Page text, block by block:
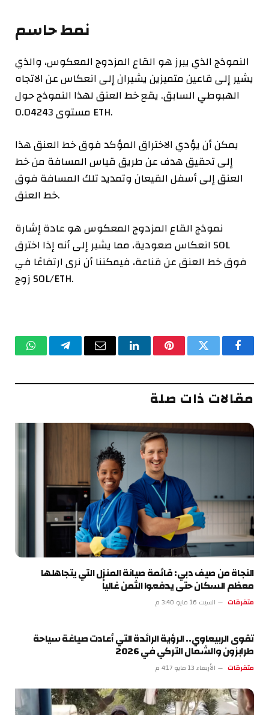
نمط حاسم
النموذج الذي يبرز هو القاع المزدوج المعكوس، والذي
يشير إلى قاعين متميزين يشيران إلى انعكاس عن الاتجاه
الهبوطي السابق. يقع خط العنق لهذا النموذج حول
مستوى 0.04243 ETH.
يمكن أن يؤدي الاختراق المؤكد فوق خط العنق هذا
إلى تحقيق هدف عن طريق قياس المسافة من خط
العنق إلى أسفل القيعان وتمديد تلك المسافة فوق
خط العنق.
نموذج القاع المزدوج المعكوس هو عادة إشارة
انعكاس صعودية، مما يشير إلى أنه إذا اخترق SOL
فوق خط العنق عن قناعة، فيمكننا أن نرى ارتفاعًا في
زوج SOL/ETH.
فيسبوكتويتر بينتيريستلينكدإنالبريد تيلقرام
مقالات ذات صلة
النجاة من صيف دبي: قائمة صيانة المنزل التي يتجاهلها
معظم السكان حتى يدفعوا الثمن غالياً
متفرقات السبت 16 مايو 3:40 م
تقوى الربيعاوي.. الرؤية الرائدة التي أعادت صياغة سياحة
طرابزون والشمال التركي في 2026
متفرقات الأربعاء 13 مايو 4:17 م